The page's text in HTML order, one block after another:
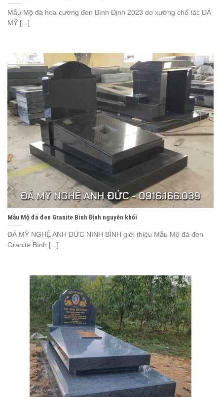
Mẫu Mộ đá hoa cương đen Bình Định 2023 do xưởng chế tác ĐÁ
MỸ [...]
Mẫu Mộ đá đen Granite Bình Định nguyên khối
ĐÁ MỸ NGHỆ ANH ĐỨC NINH BÌNH giới thiệu Mẫu Mộ đá đen
Granite Bình [...]